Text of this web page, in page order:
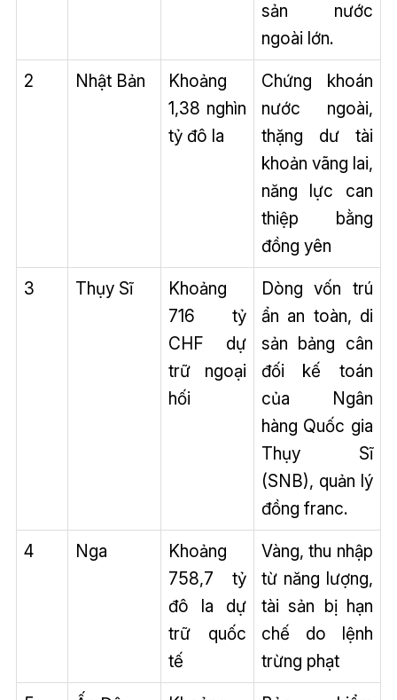
sản nước
ngoài lớn.
2
Nhật Bản
Khoảng
1,38 nghìn
tỷ đô la
Chứng khoán
nước ngoài,
thặng dư tài
khoản vãng lai,
năng lực can
thiệp bằng
đồng yên
3
Thụy Sĩ
Khoảng
716 tỷ
CHF dự
trữ ngoại
hối
Dòng vốn trú
ẩn an toàn, di
sản bảng cân
đối kế toán
của Ngân
hàng Quốc gia
Thụy Sĩ
(SNB), quản lý
đồng franc.
4
Nga
Khoảng
758,7 tỷ
đô la dự
trữ quốc
tế
Vàng, thu nhập
từ năng lượng,
tài sản bị hạn
chế do lệnh
trừng phạt